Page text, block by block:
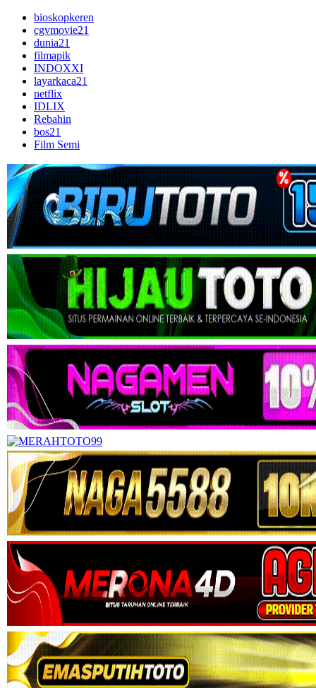
bioskopkeren
cgvmovie21
dunia21
filmapik
INDOXXI
layarkaca21
netflix
IDLIX
Rebahin
bos21
Film Semi